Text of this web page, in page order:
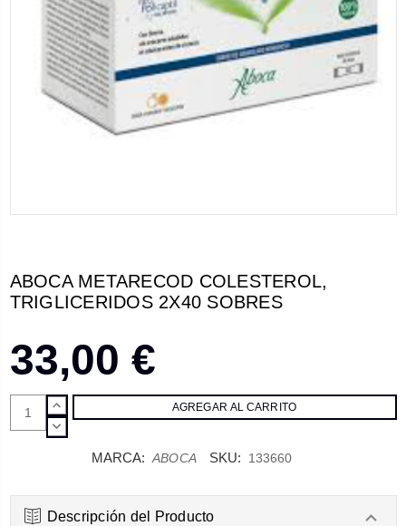
ABOCA METARECOD COLESTEROL,
TRIGLICERIDOS 2X40 SOBRES
33,00 €
AUMENTAR
CANTIDAD:
DISMINUIR
MARCA: ABOCA SKU: 133660
Descripción del Producto